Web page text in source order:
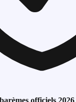
barèmes officiels 2026